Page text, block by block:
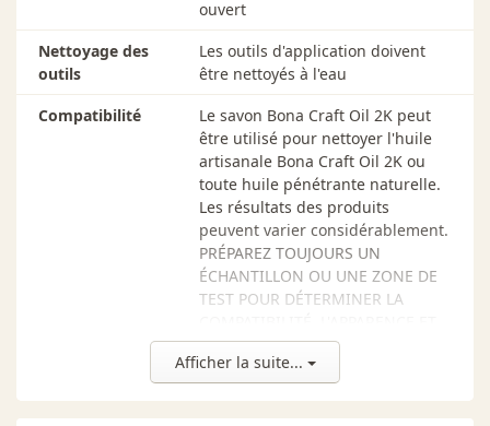
ouvert
Nettoyage des
outils
Les outils d'application doivent
être nettoyés à l'eau
Compatibilité
Le savon Bona Craft Oil 2K peut
être utilisé pour nettoyer l'huile
artisanale Bona Craft Oil 2K ou
toute huile pénétrante naturelle.
Les résultats des produits
peuvent varier considérablement.
PRÉPAREZ TOUJOURS UN
ÉCHANTILLON OU UNE ZONE DE
TEST POUR DÉTERMINER LA
LES RÉSULTATS SOUHAITÉS.
Tampon de nettoyage et
Afficher la suite...